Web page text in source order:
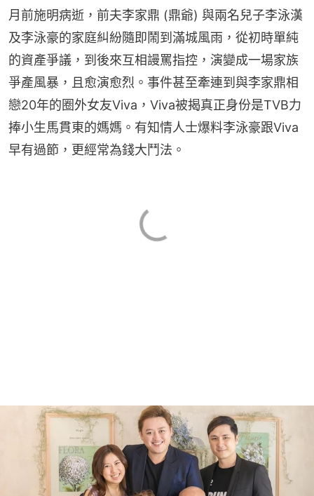
月前施明病逝，前夫李家鼎 (鼎爺) 與兩名兒子李泳漢
及李泳豪的家庭糾紛隨即鬧到滿城風雨，從初時單純
的資產爭議，到後來互相謾罵指控，演變成一場家族
爭產風暴，且愈演愈烈。事件甚至牽連到與李家鼎相
戀20年的圈外女友Viva，Viva被揭真正身份是TVB力
捧小生馬貫東的媽媽。有知情人士爆料李泳豪跟Viva
早有過節，更經常為錢大鬥法。